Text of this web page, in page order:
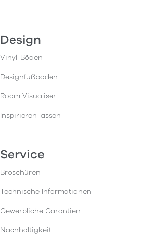
Design
Vinyl-Böden
Designfußboden
Room Visualiser
Inspirieren lassen
Service
Broschüren
Technische Informationen
Gewerbliche Garantien
Nachhaltigkeit